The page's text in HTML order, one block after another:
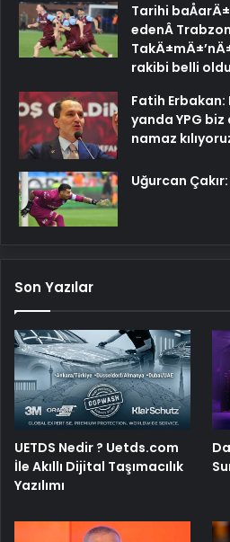
Tarihi
edenÂ
rakibi belli oldu
Fatih Erbakan:
yanda YPG biz
namaz
Uğurcan
Son Yazılar
UETDS Nedir ? Uetds.com
İle Akıllı Dijital Taşımacılık
Yazılımı